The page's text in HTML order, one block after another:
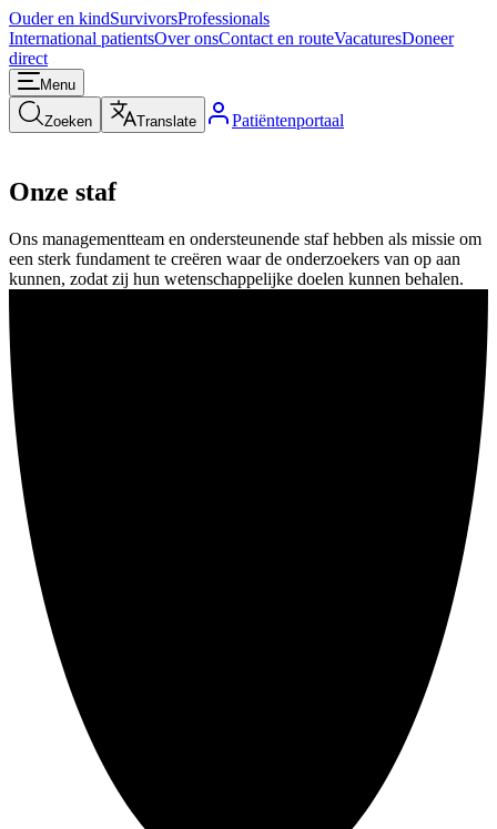
Ouder en kindSurvivorsProfessionals
International patientsOver onsContact en routeVacaturesDoneer
direct
Menu
Zoeken Translate Patiëntenportaal
Onze staf
Ons managementteam en ondersteunende staf hebben als missie om
een sterk fundament te creëren waar de onderzoekers van op aan
kunnen, zodat zij hun wetenschappelijke doelen kunnen behalen.